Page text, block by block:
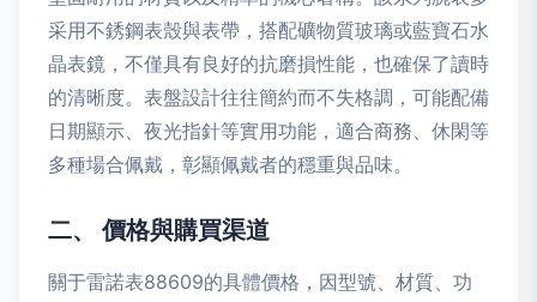
采用不銹鋼表殼與表帶，搭配礦物質玻璃或藍寶石水
晶表鏡，不僅具有良好的抗磨損性能，也確保了讀時
的清晰度。表盤設計往往簡約而不失格調，可能配備
日期顯示、夜光指針等實用功能，適合商務、休閑等
多種場合佩戴，彰顯佩戴者的穩重與品味。
二、 價格與購買渠道
關于雷諾表88609的具體價格，因型號、材質、功